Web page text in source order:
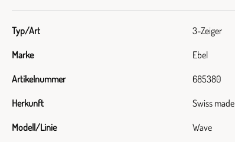
Typ/Art 3-Zeiger
Marke Ebel
Artikelnummer 685380
Herkunft Swiss made
Modell/Linie Wave